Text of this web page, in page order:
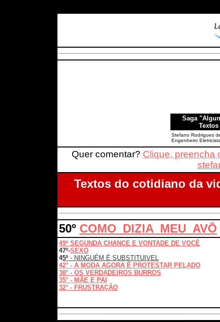
Saga
Stefano Rodrigues
Engenheiro
Quer comentar? Clique, preencha
Textos do cotidiano da
50º COMO_DIZIA_MEU_AVÔ
49º SEGUNDA CHANCE E VONTADE DE VOCÊ
47º-SEXO
45º - NINGUÉM É SUBSTITUIVEL
42° - A MODA AGORA É PROTESTAR PELADO
38° - OS VERDADEIROS BURROS
35° - MÃE E PAI
32° - FRUSTRAÇÃO